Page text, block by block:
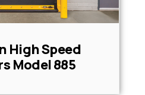
High Speed
Model 885